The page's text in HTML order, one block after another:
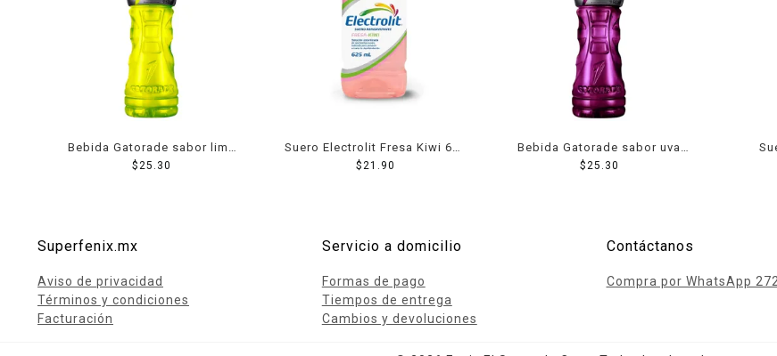
Bebida Gatorade sabor lima
limón 600 ml
$ 25.30
Suero Electrolit Fresa Kiwi 625
Ml
$ 21.90
Bebida Gatorade sabor uva
600 ml
$ 25.30
Superfenix.mx
Aviso de privacidad
Términos y condiciones
Facturación
Servicio a domicilio
Formas de pago
Tiempos de entrega
Cambios y devoluciones
Contáctanos
Compra por WhatsApp